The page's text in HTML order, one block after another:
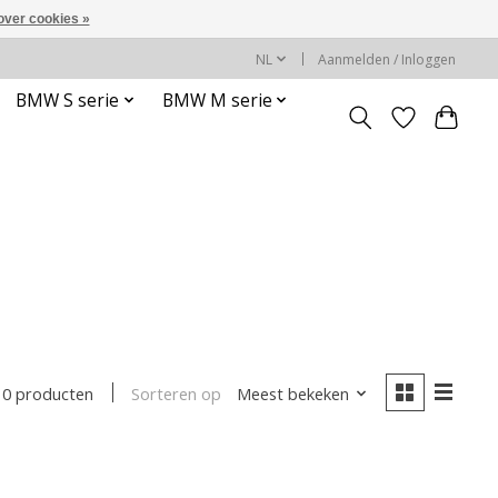
NL Aanmelden / Inloggen
BMW S serie
BMW M serie
0 producten Sorteren op Meest bekeken
cookies »